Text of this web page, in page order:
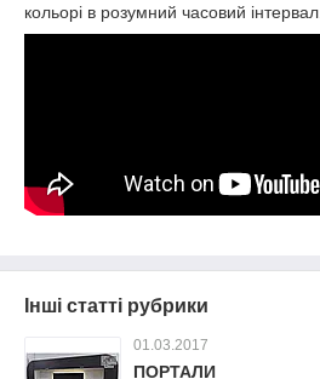
кольорі в розумний часовий інтервал.
Інші статті рубрики
01.03.2017
ПОРТАЛИ